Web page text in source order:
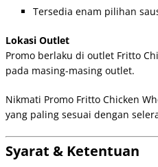
Tersedia enam pilihan
Lokasi Outlet
Promo berlaku di outlet Fritto
pada masing-masing outlet.
Nikmati Promo Fritto Chicken
yang paling sesuai dengan
Syarat & Ketentuan